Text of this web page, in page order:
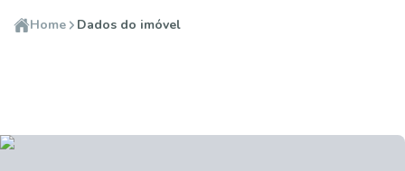
Home Dados do imóvel